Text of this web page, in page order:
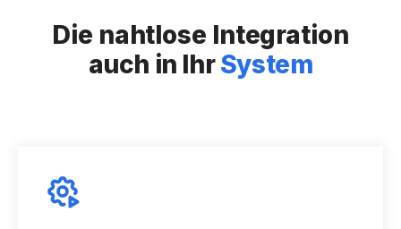
Die nahtlose Integration
auch in IhrSystem